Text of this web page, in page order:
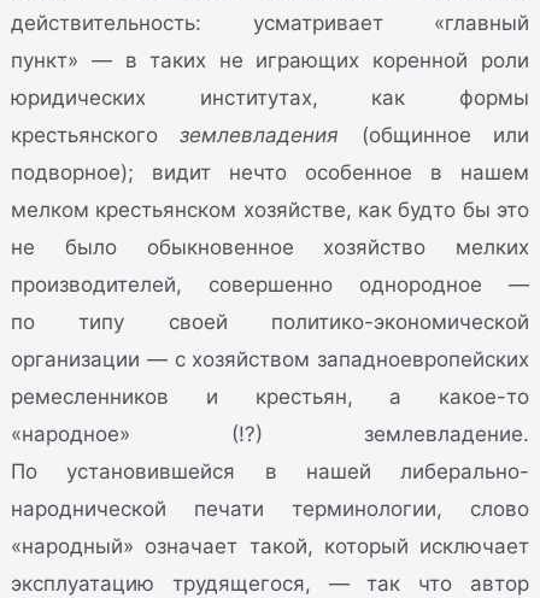
действительность: усматривает «главный
пункт» — в таких не играющих коренной роли
юридических институтах, как формы
крестьянскогоземлевладения (общинное или
подворное); видит нечто особенное в нашем
мелком крестьянском хозяйстве, как будто бы это
не было обыкновенное хозяйство мелких
производителей, совершенно однородное —
по типу своей политико-экономической
организации — с хозяйством западноевропейских
ремесленников и крестьян, а какое-то
«народное» (!?) землевладение.
По установившейся в нашей либерально-
народнической печати терминологии, слово
«народный» означает такой, который исключает
эксплуатацию трудящегося, — так что автор